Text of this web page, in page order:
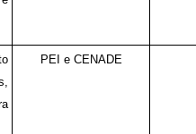
PEI e CENADE